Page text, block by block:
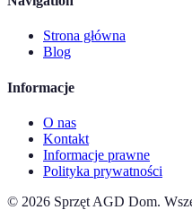
Strona główna
Blog
Informacje
O nas
Kontakt
Informacje prawne
Polityka prywatności
© 2026 Sprzęt AGD Dom.